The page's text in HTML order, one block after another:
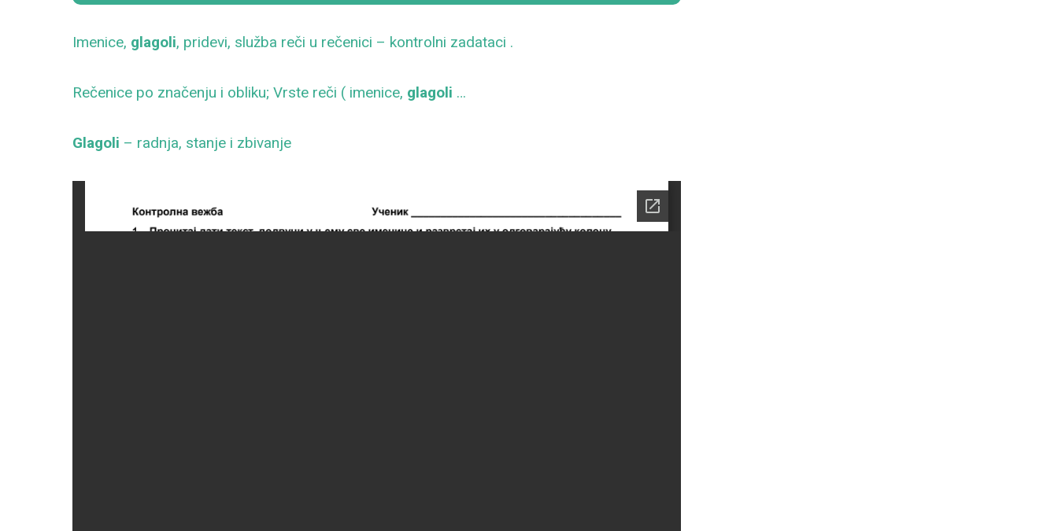
Imenice, glagoli, pridevi, služba reči u rečenici – kontrolni zadataci .
Rečenice po značenju i obliku; Vrste reči ( imenice, glagoli …
Glagoli – radnja, stanje i zbivanje